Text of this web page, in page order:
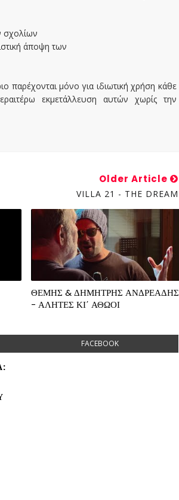
σχολίων
άποψη των
παρέχονται μόνο για ιδιωτική χρήση κάθε
εκμετάλλευση αυτών χωρίς την
Older Article
VILLA 21 - THE DREAM
ΘΕΜΗΣ & ΔΗΜΗΤΡΗΣ ΑΝΔΡΕΑΔΗΣ
- ΑΛΗΤΕΣ ΚΙ΄ ΑΘΩΟΙ
FACEBOOK